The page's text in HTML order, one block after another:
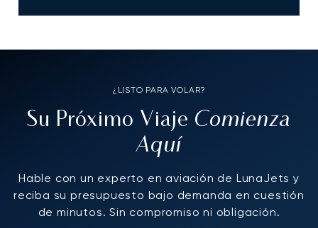
¿LISTO PARA VOLAR?
Su Próximo Viaje Comienza
Aquí
Hable con un experto en aviación de LunaJets y
reciba su presupuesto bajo demanda en cuestión
de minutos. Sin compromiso ni obligación.